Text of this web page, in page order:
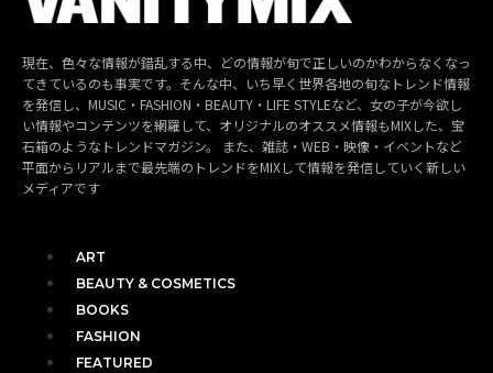
現在、色々な情報が錯乱する中、どの情報が旬で正しいのかわからなくなっ
てきているのも事実です。そんな中、いち早く世界各地の旬なトレンド情報
を発信し、MUSIC・FASHION・BEAUTY・LIFE STYLEなど、女の子が今欲し
い情報やコンテンツを網羅して、オリジナルのオススメ情報もMIXした、宝
石箱のようなトレンドマガジン。 また、雑誌・WEB・映像・イベントなど
平面からリアルまで最先端のトレンドをMIXして情報を発信していく新しい
メディアです
ART
BEAUTY & COSMETICS
BOOKS
FASHION
FEATURED